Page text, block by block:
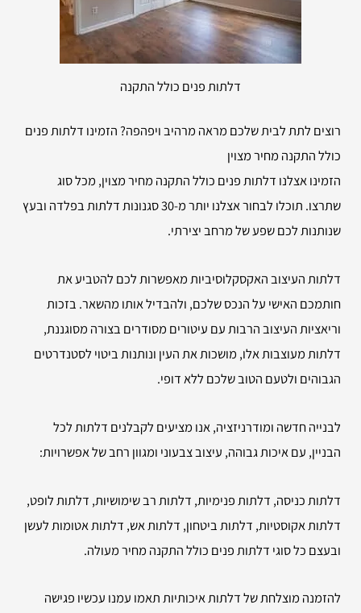
דלתות פנים כולל התקנה
רוצים לתת לבית שלכם מראה מרהיב ויפהפה? הזמינו דלתות פנים
כולל התקנה מחיר מצוין
הזמינו אצלנו דלתות פנים כולל התקנה מחיר מצוין, מכל סוג
שתרצו. תוכלו לבחור אצלנו יותר מ-30 סגנונות דלתות בפלדה ובעץ
שנותנות לכם שפע של מרחב יצירתי.
דלתות העיצוב האקסקלוסיביות מאפשרות לכם להטביע את
חותמכם האישי על הנכס שלכם, ולהבדיל אותו מהשאר. בזכות
וריאציות העיצוב הרבות עם עיטורים מסודרים בצורה מסוגננת,
דלתות מעוצבות אלו, מושכות את העין ונותנות ביטוי לסטנדרטים
הגבוהים ולטעם הטוב שלכם ללא דופי.
לבנייה חדשה ומודרניזציה, אנו מציעים לקבלנים דלתות לכל
הבניין, עם איכות גבוהה, עיצוב צבעוני ומגוון רחב של אפשרויות:
דלתות כניסה, דלתות פנימיות, דלתות רב שימושיות, דלתות לופט,
דלתות אקוסטיות, דלתות ביטחון, דלתות אש, דלתות אטומות לעשן
ובעצם כל סוגי דלתות פנים כולל התקנה מחיר מעולה.
להזמנה מוצלחת של דלתות איכותיות תאמו עמנו עכשיו פגישה